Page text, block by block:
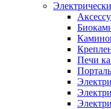
Печи